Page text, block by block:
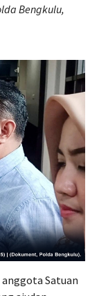
Bengkulu,
anggota Satuan